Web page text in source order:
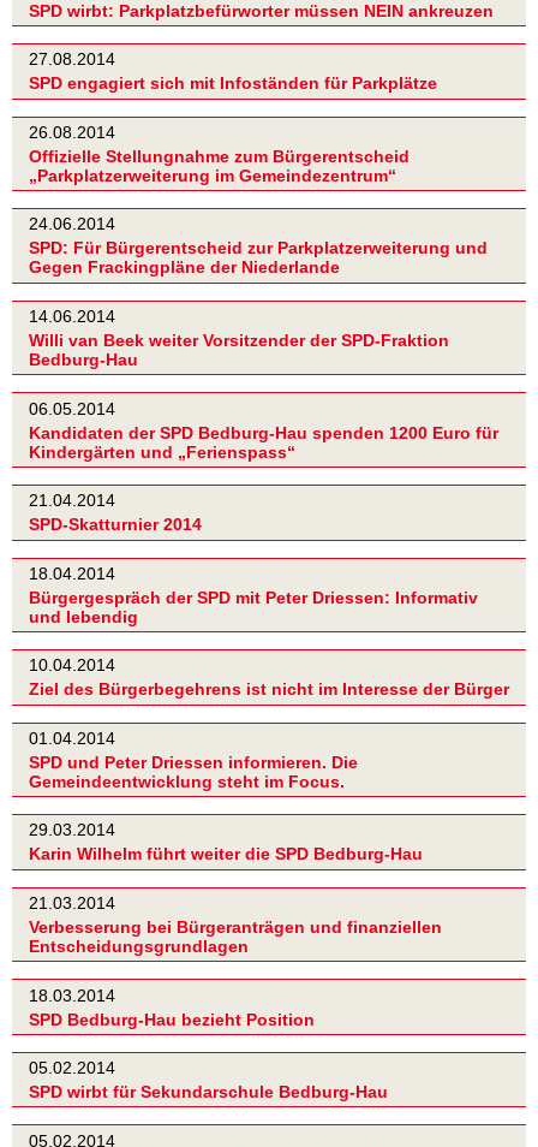
SPD wirbt: Parkplatzbefürworter müssen NEIN ankreuzen
27.08.2014
SPD engagiert sich mit Infoständen für Parkplätze
26.08.2014
Offizielle Stellungnahme zum Bürgerentscheid
„Parkplatzerweiterung im Gemeindezentrum“
24.06.2014
SPD: Für Bürgerentscheid zur Parkplatzerweiterung und
Gegen Frackingpläne der Niederlande
14.06.2014
Willi van Beek weiter Vorsitzender der SPD-Fraktion
Bedburg-Hau
06.05.2014
Kandidaten der SPD Bedburg-Hau spenden 1200 Euro für
Kindergärten und „Ferienspass“
21.04.2014
SPD-Skatturnier 2014
18.04.2014
Bürgergespräch der SPD mit Peter Driessen: Informativ
und lebendig
10.04.2014
Ziel des Bürgerbegehrens ist nicht im Interesse der Bürger
01.04.2014
SPD und Peter Driessen informieren. Die
Gemeindeentwicklung steht im Focus.
29.03.2014
Karin Wilhelm führt weiter die SPD Bedburg-Hau
21.03.2014
Verbesserung bei Bürgeranträgen und finanziellen
Entscheidungsgrundlagen
18.03.2014
SPD Bedburg-Hau bezieht Position
05.02.2014
SPD wirbt für Sekundarschule Bedburg-Hau
05.02.2014